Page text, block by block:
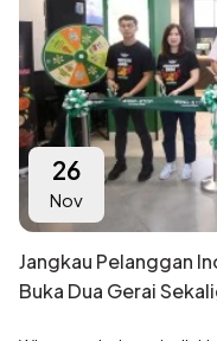
26
Nov
Jangkau Pelanggan
Buka Dua Gerai